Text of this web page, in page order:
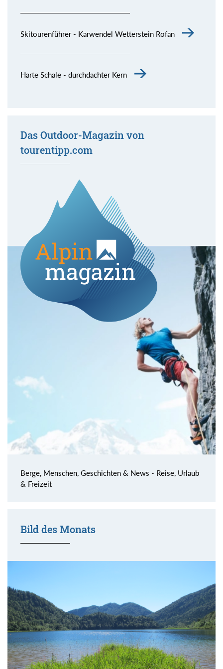
Skitourenführer - Karwendel Wetterstein Rofan
Harte Schale - durchdachter Kern
Das Outdoor-Magazin von
tourentipp.com
Berge, Menschen, Geschichten & News - Reise, Urlaub
& Freizeit
Bild des Monats